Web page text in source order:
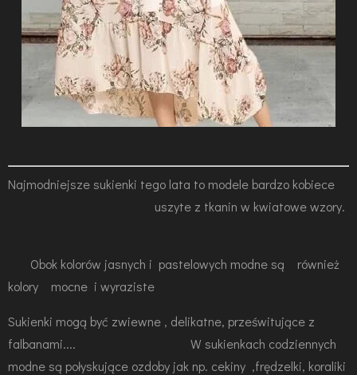
Najmodniejsze sukienki tego lata to modele bardzo kobiece
uszyte z tkanin w kwiatowe wzory.
Obok kolorów jasnych i pastelowych modne są również
kolory mocne i wyraziste
Sukienki mogą być zwiewne , delikatne, prześwitujące z
falbanami.... W sukienkach codziennych
modne są połyskujące ozdoby jak np. cekiny ,frędzelki, koraliki